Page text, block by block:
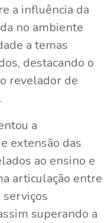
a influência da
no ambiente
a temas
destacando o
revelador de
a
extensão das
ao ensino e
articulação entre
serviços
superando a